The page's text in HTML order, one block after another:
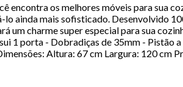
os melhores móveis para sua
ainda mais sofisticado. Desenvolvido
um charme super especial para sua
1 porta - Dobradiças de 35mm - Pistão
Altura: 67 cm Largura: 120 cm